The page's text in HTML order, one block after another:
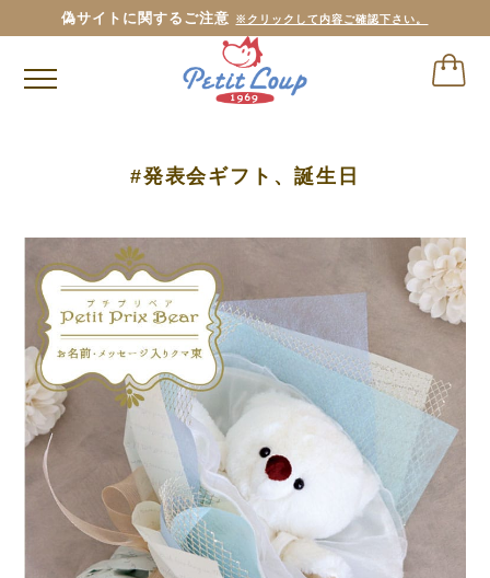
偽サイトに関するご注意 ※クリックして内容ご確認下さい。
#発表会ギフト、誕生日